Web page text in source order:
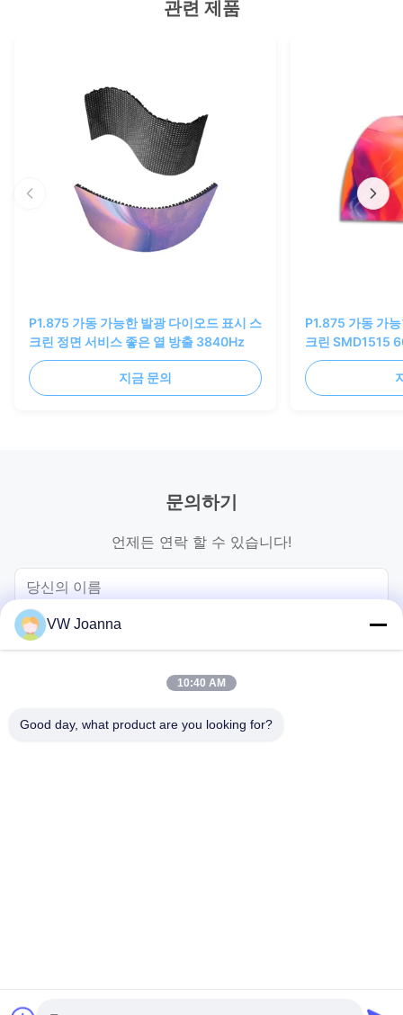
관련 제품
P1.875 가동 가능한 발광 다이오드 표시 스
크린 정면 서비스 좋은 열 방출 3840Hz
지금 문의
P1.875 가동 가
크린 SMD1515
3840Hz
문의하기
언제든 연락 할 수 있습니다!
VW Joanna
10:40 AM
Good day, what product are you looking for?